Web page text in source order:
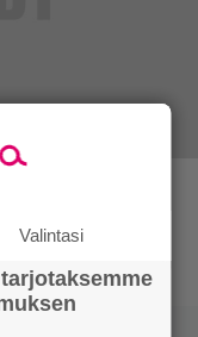
maan!
Valintasi